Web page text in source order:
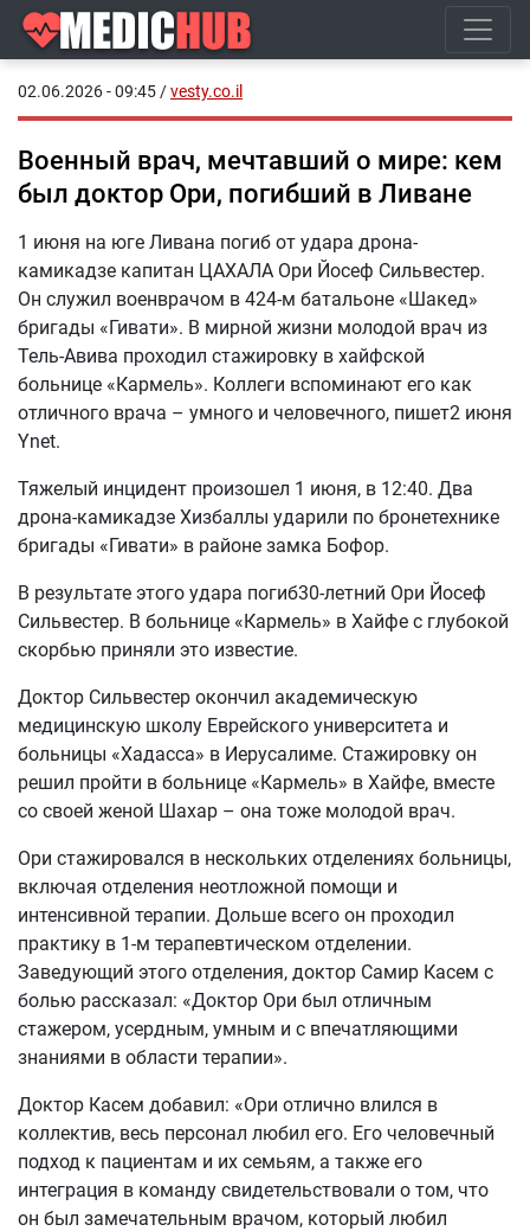
02.06.2026 - 09:45 /vesty.co.il
Военный врач, мечтавший о мире: кем
был доктор Ори, погибший в Ливане
1 июня на юге Ливана погиб от удара дрона-
камикадзе капитан ЦАХАЛА Ори Йосеф Сильвестер.
Он служил военврачом в 424-м батальоне «Шакед»
бригады «Гивати». В мирной жизни молодой врач из
Тель-Авива проходил стажировку в хайфской
больнице «Кармель». Коллеги вспоминают его как
отличного врача – умного и человечного, пишет2 июня
Ynet.
Тяжелый инцидент произошел 1 июня, в 12:40. Два
дрона-камикадзе Хизбаллы ударили по бронетехнике
бригады «Гивати» в районе замка Бофор.
В результате этого удара погиб30-летний Ори Йосеф
Сильвестер. В больнице «Кармель» в Хайфе с глубокой
скорбью приняли это известие.
Доктор Сильвестер окончил академическую
медицинскую школу Еврейского университета и
больницы «Хадасса» в Иерусалиме. Стажировку он
решил пройти в больнице «Кармель» в Хайфе, вместе
со своей женой Шахар – она тоже молодой врач.
Ори стажировался в нескольких отделениях больницы,
включая отделения неотложной помощи и
интенсивной терапии. Дольше всего он проходил
практику в 1-м терапевтическом отделении.
Заведующий этого отделения, доктор Самир Касем с
болью рассказал: «Доктор Ори был отличным
стажером, усердным, умным и с впечатляющими
знаниями в области терапии».
Доктор Касем добавил: «Ори отлично влился в
коллектив, весь персонал любил его. Его человечный
подход к пациентам и их семьям, а также его
интеграция в команду свидетельствовали о том, что
он был замечательным врачом, который любил